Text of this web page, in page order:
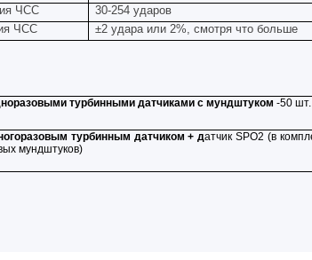
ЧСС
30-254 ударов
ЧСС
±2 удара или 2%, смотря что больше
турбинными датчиками с мундштуком-50 шт.
турбинным датчиком + датчикSPO2 (в
мундштуков)